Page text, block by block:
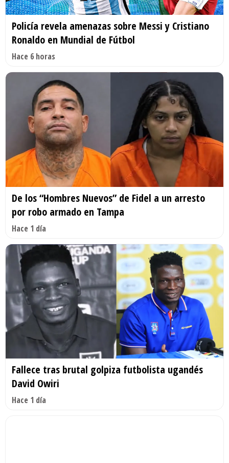
Policía revela amenazas sobre Messi y Cristiano
Ronaldo en Mundial de Fútbol
Hace 6 horas
De los “Hombres Nuevos” de Fidel a un arresto
por robo armado en Tampa
Hace 1 día
Fallece tras brutal golpiza futbolista ugandés
David Owiri
Hace 1 día